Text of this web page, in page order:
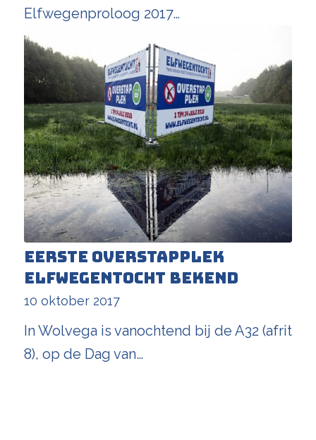
Elfwegenproloog 2017…
Eerste overstapplek
Elfwegentocht bekend
10 oktober 2017
In Wolvega is vanochtend bij de A32 (afrit
8), op de Dag van…